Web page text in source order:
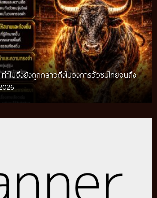
ำไมจึงยังถูกกล่าวถึงในวงการวัวชนไทยจนถึง
วิถีการแข่งขันดั้งเดิมที่สืบทอดผ่านภูมิปัญญา